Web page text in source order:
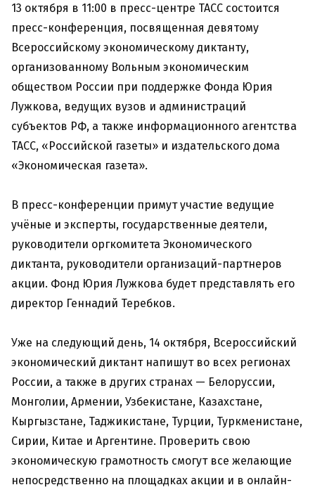
13 октября в 11:00 в пресс-центре ТАСС состоится
пресс-конференция, посвященная девятому
Всероссийскому экономическому диктанту,
организованному Вольным экономическим
обществом России при поддержке Фонда Юрия
Лужкова, ведущих вузов и администраций
субъектов РФ, а также информационного агентства
ТАСС, «Российской газеты» и издательского дома
«Экономическая газета».
В пресс-конференции примут участие ведущие
учёные и эксперты, государственные деятели,
руководители оргкомитета Экономического
диктанта, руководители организаций-партнеров
акции. Фонд Юрия Лужкова будет представлять его
директор Геннадий Теребков.
Уже на следующий день, 14 октября, Всероссийский
экономический диктант напишут во всех регионах
России, а также в других странах — Белоруссии,
Монголии, Армении, Узбекистане, Казахстане,
Кыргызстане, Таджикистане, Турции, Туркменистане,
Сирии, Китае и Аргентине. Проверить свою
экономическую грамотность смогут все желающие
непосредственно на площадках акции и в онлайн-